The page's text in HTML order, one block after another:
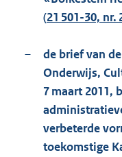
(21 501-30, nr.
–
de brief van
Onderwijs,
7 maart 2011,
verbeterde
toekomstige